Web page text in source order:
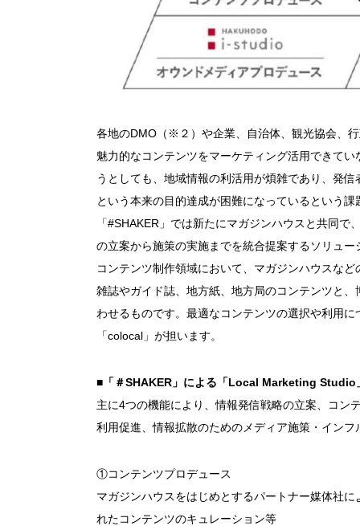
各地のDMO（※２）や企業、自治体、観光協会、
魅力的なコンテンツをマーケティング活用できて
うとしても、地域情報の利活用が煩雑であり、発
という本来の目的達成が困難になっているという
「#SHAKER」では新たにマガジンハウスと共同
の立案から施策の実施までを統合提案するソリュ
コンテンツ制作領域において、マガジンハウスな
雑誌やガイド誌、地方紙、地方局のコンテンツと
わせるものです。最適なコンテンツの選択や利用
「colocal」が担います。
■「＃SHAKER」による「Local Marketing Studio
主に4つの機能により、情報発信戦略の立案、コン
利用促進、情報拡散のためのメディア施策・イン
①コンテンツプロデュース
マガジンハウスをはじめとするパートナー媒体社
れたコンテンツのキュレーション等